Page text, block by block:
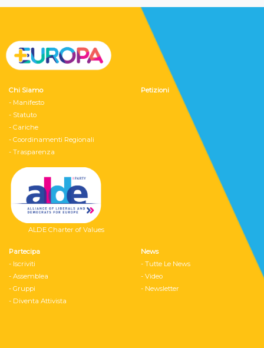
Chi Siamo
- Manifesto
- Statuto
- Cariche
- Coordinamenti Regionali
- Trasparenza
ALDE Charter of Values
Petizioni
Partecipa
- Iscriviti
- Assemblea
- Gruppi
- Diventa Attivista
News
- Tutte Le News
- Video
- Newsletter